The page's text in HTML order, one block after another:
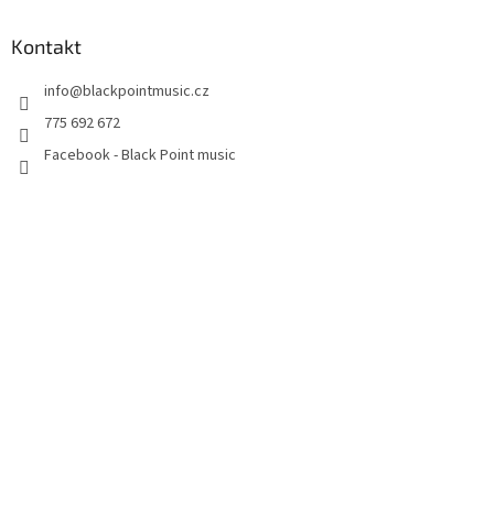
Kontakt
info@blackpointmusic.cz
775 692 672
Facebook - Black Point music